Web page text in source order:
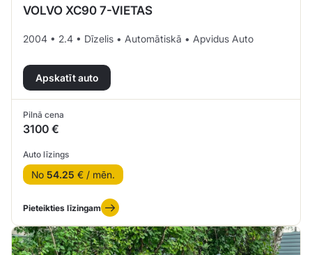
VOLVO XC90 7-VIETAS
2004 • 2.4 • Dīzelis • Automātiskā • Apvidus Auto
Apskatīt auto
Pilnā cena
3100 €
Auto līzings
No 54.25 € / mēn.
Pieteikties līzingam